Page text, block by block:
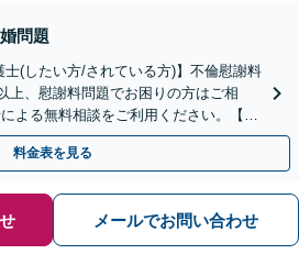
問題
士(したい方/されている方)】不倫慰謝料
上、慰謝料問題でお困りの方はご相
よる無料相談をご利用ください。【不
域対応】
料金表を見る
メールでお問い合わせ